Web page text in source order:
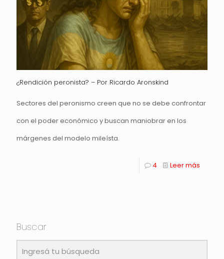
¿Rendición peronista? – Por Ricardo Aronskind
Sectores del peronismo creen que no se debe confrontar
con el poder económico y buscan maniobrar en los
márgenes del modelo mileísta.
4 Leer más
Buscar